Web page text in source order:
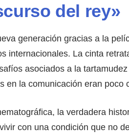
del rey»
generación gracias a la
internacionales. La cinta
asociados a la
en la comunicación eran poco
la verdadera
con una condición que no